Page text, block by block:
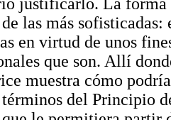
las más
en virtud de unos
que son. Allí
muestra cómo
del Principio